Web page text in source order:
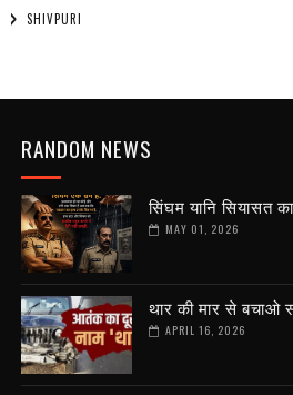
SHIVPURI
RANDOM NEWS
सिंघम यानि सियासत
MAY 01, 2026
थार की मार से बचाओ
APRIL 16, 2026